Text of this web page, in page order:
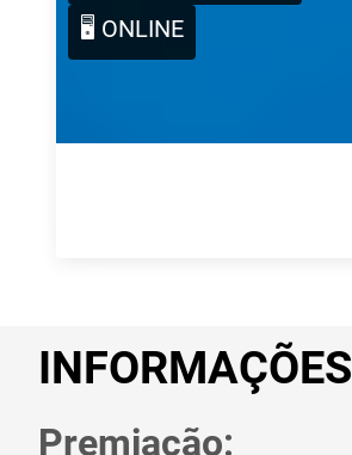
🖥️ ONLINE
INFORMAÇÕES
Premiação: